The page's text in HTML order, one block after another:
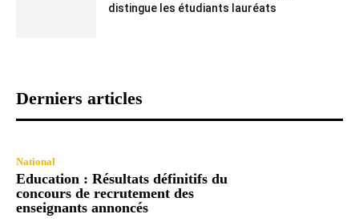
distingue les étudiants lauréats
Derniers articles
National
Education : Résultats définitifs du
concours de recrutement des
enseignants annoncés